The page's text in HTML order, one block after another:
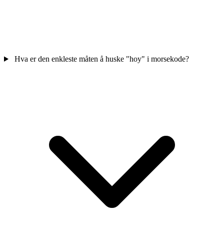
Hva er den enkleste måten å huske "hoy" i morsekode?